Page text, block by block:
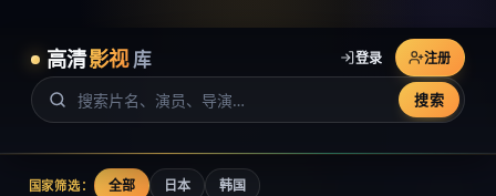
高清影视 库
搜索
登录 注册
国家筛选： 全部 日本 韩国